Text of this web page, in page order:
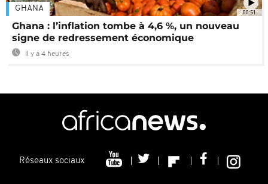
00:51
GHANA
Ghana : l’inflation tombe à 4,6 %, un nouveau
signe de redressement économique
Il y a 4 heures
Réseaux sociaux